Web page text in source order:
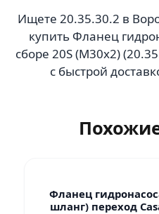
Ищете 20.35.30.2 в
купить Фланец
сборе 20S (M30x2)
с быстрой
Фланец
шланг) переход